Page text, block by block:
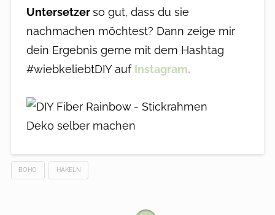
Untersetzerso gut, dass du sie
nachmachen möchtest? Dann zeige mir
dein Ergebnis gerne mit dem Hashtag
#wiebkeliebtDIY auf Instagram.
BOHO HÄKELN